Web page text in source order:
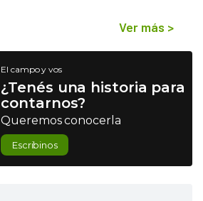
Ver más >
El campo y vos
¿Tenés una historia para
contarnos?
Queremos conocerla
Escribinos